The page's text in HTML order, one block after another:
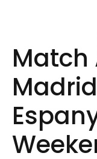
Match